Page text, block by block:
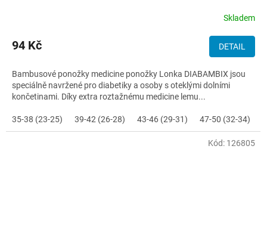
Skladem
94 Kč DETAIL
Bambusové ponožky medicine ponožky Lonka DIABAMBIX jsou
speciálně navržené pro diabetiky a osoby s oteklými dolními
končetinami. Díky extra roztažnému medicine lemu...
35-38 (23-25) 39-42 (26-28) 43-46 (29-31) 47-50 (32-34)
Kód: 126805